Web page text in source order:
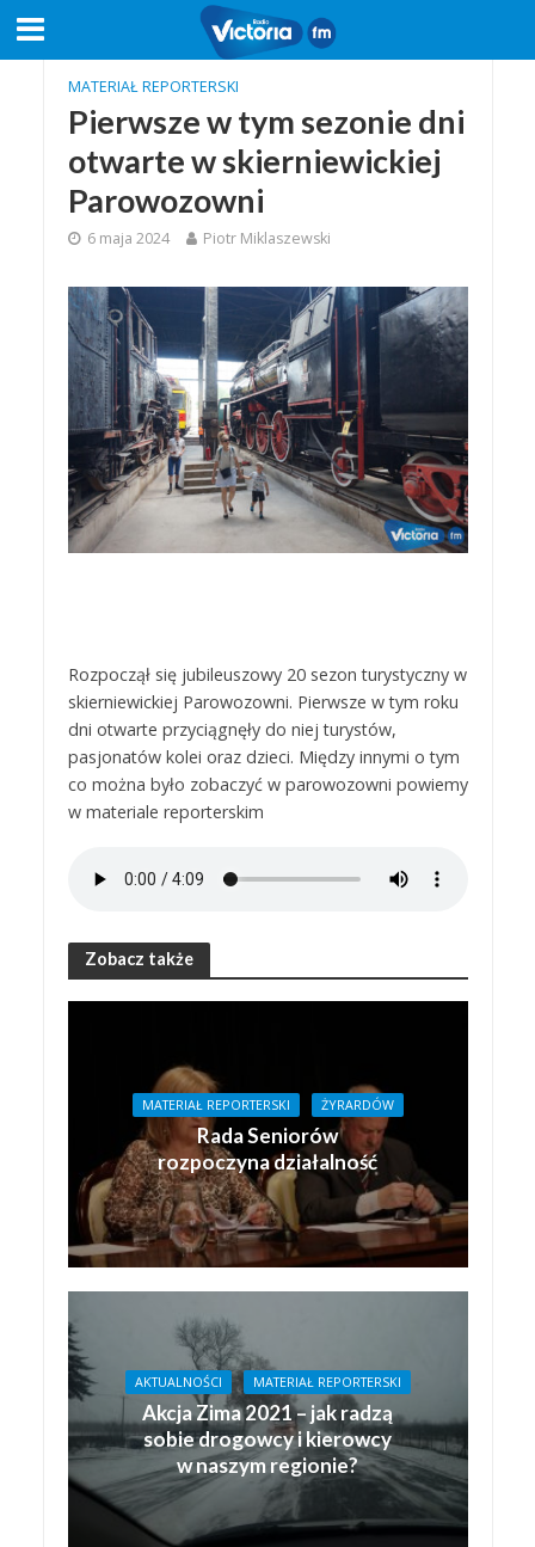
MATERIAŁ REPORTERSKI
Pierwsze w tym sezonie dni
otwarte w skierniewickiej
Parowozowni
6 maja 2024 Piotr Miklaszewski
Rozpoczął się jubileuszowy 20 sezon turystyczny w
skierniewickiej Parowozowni. Pierwsze w tym roku
dni otwarte przyciągnęły do niej turystów,
pasjonatów kolei oraz dzieci. Między innymi o tym
co można było zobaczyć w parowozowni powiemy
w materiale reporterskim
Zobacz także
MATERIAŁ REPORTERSKI ŻYRARDÓW
Rada Seniorów
rozpoczyna działalność
AKTUALNOŚCI MATERIAŁ REPORTERSKI
Akcja Zima 2021 – jak radzą
sobie drogowcy i kierowcy
w naszym regionie?